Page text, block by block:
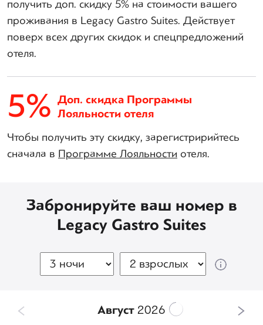
получить доп. скидку 5% на стоимости вашего
проживания в Legacy Gastro Suites. Действует
поверх всех других скидок и спецпредложений
отеля.
5% Доп. скидка Программы
Лояльности отеля
Чтобы получить эту скидку, зарегистририйтесь
сначала в Программе Лояльности отеля.
Забронируйте ваш номер в
Legacy Gastro Suites
Август2026